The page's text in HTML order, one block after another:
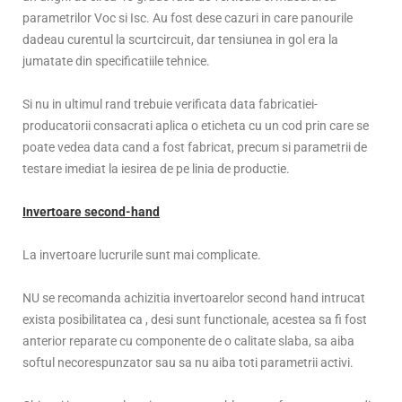
parametrilor Voc si Isc. Au fost dese cazuri in care panourile
dadeau curentul la scurtcircuit, dar tensiunea in gol era la
jumatate din specificatiile tehnice.
Si nu in ultimul rand trebuie verificata data fabricatiei-
producatorii consacrati aplica o eticheta cu un cod prin care se
poate vedea data cand a fost fabricat, precum si parametrii de
testare imediat la iesirea de pe linia de productie.
Invertoare second-hand
La invertoare lucrurile sunt mai complicate.
NU se recomanda achizitia invertoarelor second hand intrucat
exista posibilitatea ca , desi sunt functionale, acestea sa fi fost
anterior reparate cu componente de o calitate slaba, sa aiba
softul necorespunzator sau sa nu aiba toti parametrii activi.